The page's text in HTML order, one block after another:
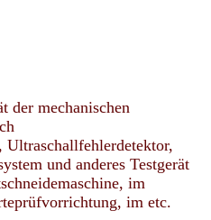
der mechanischen
Ultraschallfehlerdetektor,
und anderes Testgerät
im
im etc.